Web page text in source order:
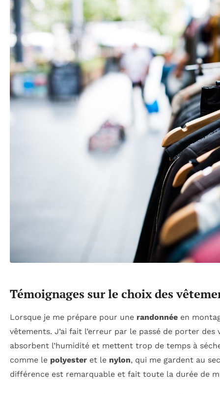
Témoignages sur le choix des
Lorsque je me prépare pour une randonnée en
vêtements. J’ai fait l’erreur par le passé de porter
absorbent l’humidité et mettent trop de temps à
comme le polyester et le nylon, qui me gardent au
différence est remarquable et fait toute la durée de